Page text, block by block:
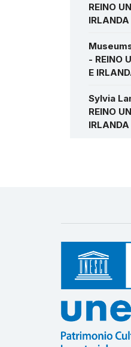
REINO
- REINO
E
Sylvia
REINO
IRLANDA